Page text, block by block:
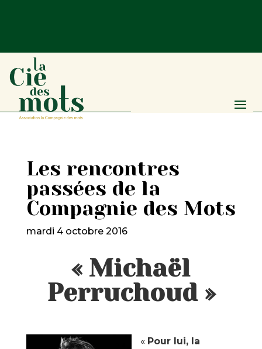
Les rencontres
passées de la
Compagnie des Mots
mardi 4 octobre 2016
« Michaël
Perruchoud »
« Pour lui, la